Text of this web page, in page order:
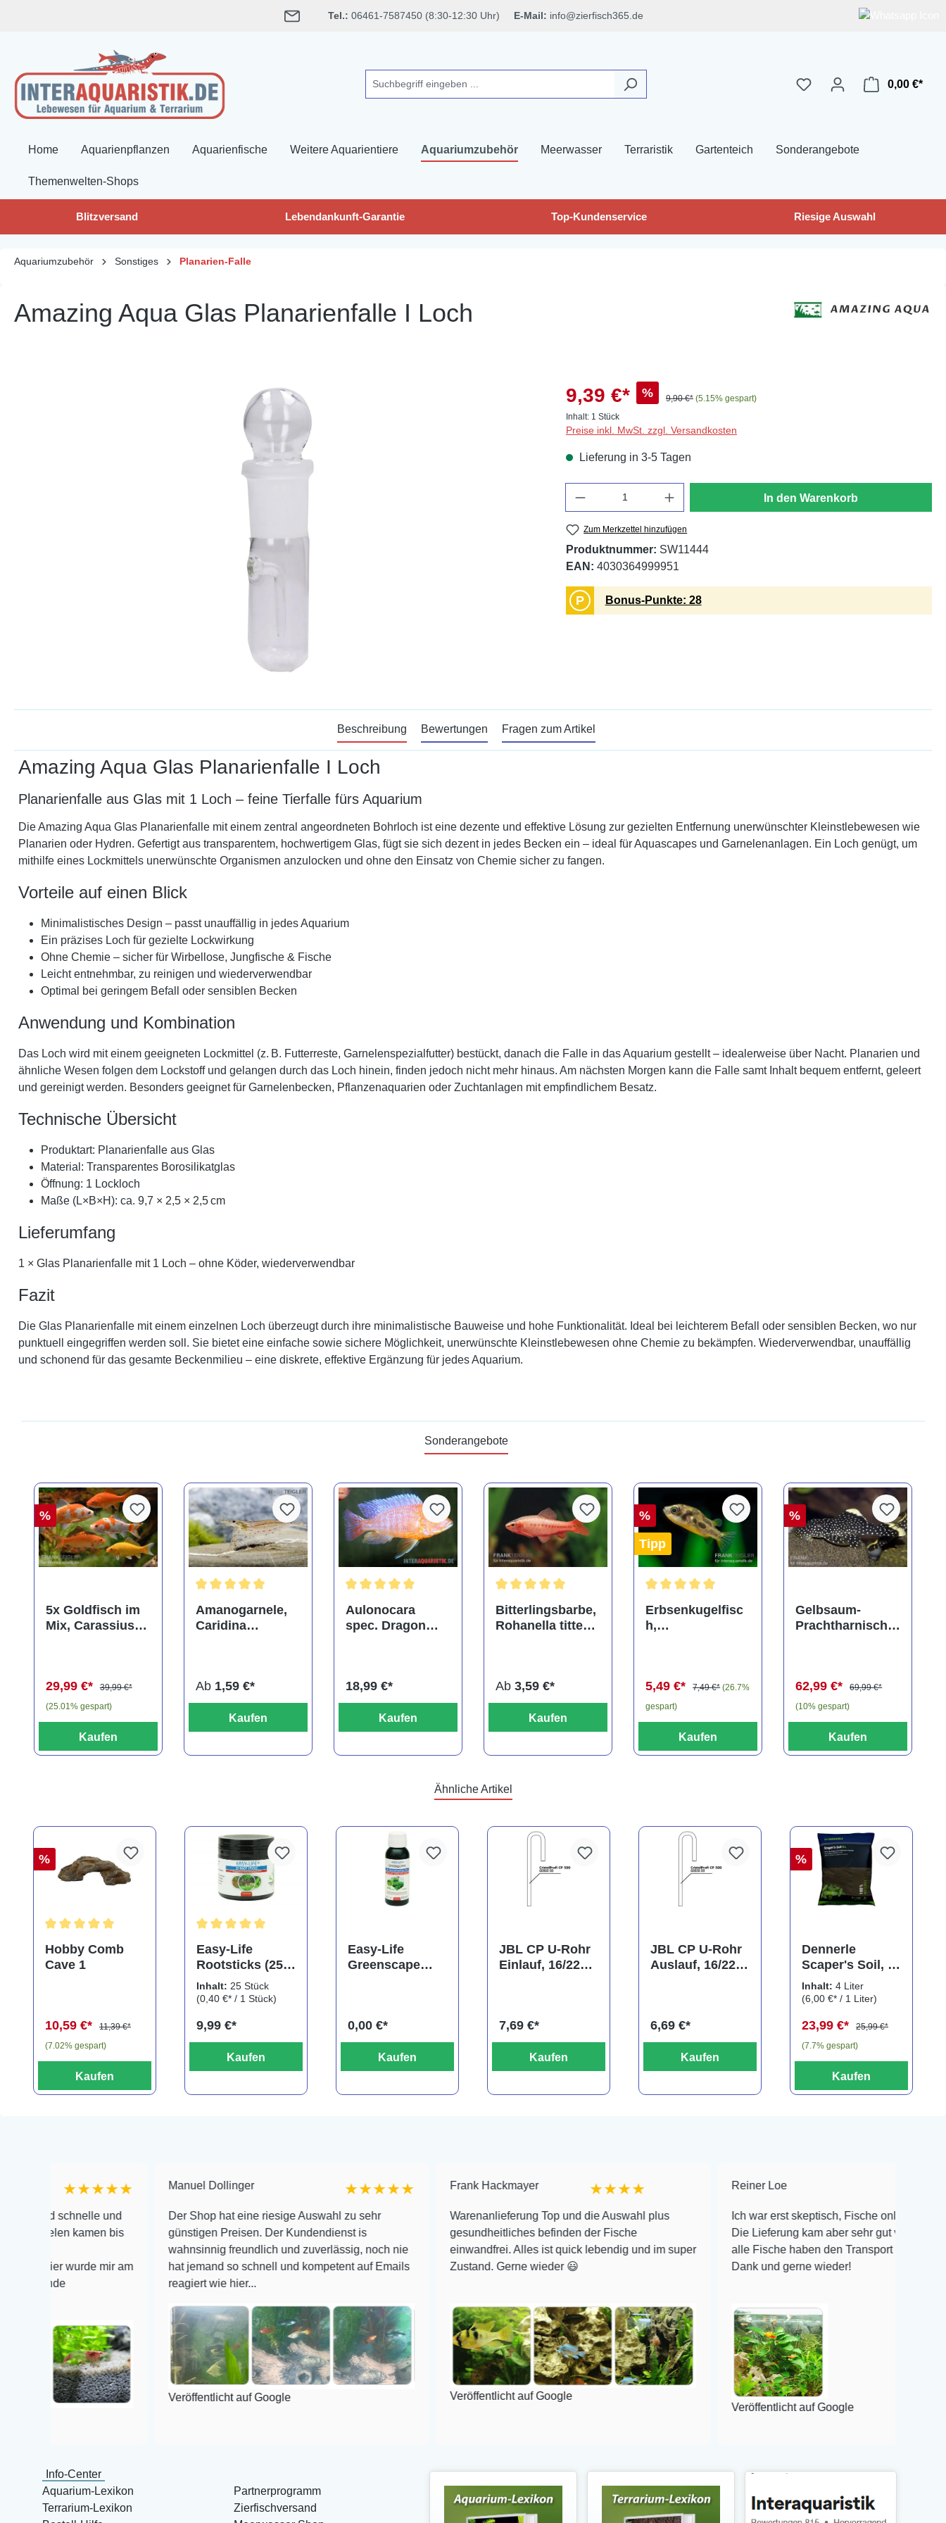
Tel.: 06461-7587450 (8:30-12:30 Uhr) E-Mail: info@zierfisch365.de
0,00 €*
Home Aquarienpflanzen Aquarienfische Weitere Aquarientiere Aquariumzubehör Meerwasser Terraristik Gartenteich Sonderangebote
Themenwelten-Shops
Blitzversand Lebendankunft-Garantie Top-Kundenservice Riesige Auswahl
Aquariumzubehör Sonstiges Planarien-Falle
Amazing Aqua Glas Planarienfalle I Loch
9,39 €* % 9,90 €* (5.15% gespart)
Inhalt: 1 Stück
Preise inkl. MwSt. zzgl. Versandkosten
Lieferung in 3-5 Tagen
In den Warenkorb
Zum Merkzettel hinzufügen
Produktnummer: SW11444
EAN: 4030364999951
P Bonus-Punkte: 28
Beschreibung Bewertungen Fragen zum Artikel
Amazing Aqua Glas Planarienfalle I Loch
Planarienfalle aus Glas mit 1 Loch – feine Tierfalle fürs Aquarium
Die Amazing Aqua Glas Planarienfalle mit einem zentral angeordneten Bohrloch ist eine dezente und effektive Lösung zur gezielten Entfernung unerwünschter Kleinstlebewesen wie
Planarien oder Hydren. Gefertigt aus transparentem, hochwertigem Glas, fügt sie sich dezent in jedes Becken ein – ideal für Aquascapes und Garnelenanlagen. Ein Loch genügt, um
mithilfe eines Lockmittels unerwünschte Organismen anzulocken und ohne den Einsatz von Chemie sicher zu fangen.
Vorteile auf einen Blick
Minimalistisches Design – passt unauffällig in jedes Aquarium
Ein präzises Loch für gezielte Lockwirkung
Ohne Chemie – sicher für Wirbellose, Jungfische & Fische
Leicht entnehmbar, zu reinigen und wiederverwendbar
Optimal bei geringem Befall oder sensiblen Becken
Anwendung und Kombination
Das Loch wird mit einem geeigneten Lockmittel (z. B. Futterreste, Garnelenspezialfutter) bestückt, danach die Falle in das Aquarium gestellt – idealerweise über Nacht. Planarien und
ähnliche Wesen folgen dem Lockstoff und gelangen durch das Loch hinein, finden jedoch nicht mehr hinaus. Am nächsten Morgen kann die Falle samt Inhalt bequem entfernt, geleert
und gereinigt werden. Besonders geeignet für Garnelenbecken, Pflanzenaquarien oder Zuchtanlagen mit empfindlichem Besatz.
Technische Übersicht
Produktart: Planarienfalle aus Glas
Material: Transparentes Borosilikatglas
Öffnung: 1 Lockloch
Maße (L×B×H): ca. 9,7 × 2,5 × 2,5 cm
Lieferumfang
1 × Glas Planarienfalle mit 1 Loch – ohne Köder, wiederverwendbar
Fazit
Die Glas Planarienfalle mit einem einzelnen Loch überzeugt durch ihre minimalistische Bauweise und hohe Funktionalität. Ideal bei leichterem Befall oder sensiblen Becken, wo nur
punktuell eingegriffen werden soll. Sie bietet eine einfache sowie sichere Möglichkeit, unerwünschte Kleinstlebewesen ohne Chemie zu bekämpfen. Wiederverwendbar, unauffällig
und schonend für das gesamte Beckenmilieu – eine diskrete, effektive Ergänzung für jedes Aquarium.
Sonderangebote
%
5x Goldfisch im
Mix, Carassius
29,99 €*
39,99 €*
(25.01% gespart)
Kaufen
Amanogarnele,
Caridina
Ab 1,59 €*
Kaufen
Aulonocara
spec. Dragon
18,99 €*
Kaufen
Bitterlingsbarbe,
Rohanella titteya,
Ab 3,59 €*
Kaufen
%
Tipp
Erbsenkugelfisc
h,
5,49 €*
7,49 €* (26.7%
gespart)
Kaufen
%
Gelbsaum-
Prachtharnischw
62,99 €*
69,99 €*
(10% gespart)
Kaufen
Ähnliche Artikel
%
Hobby Comb
Cave 1
10,59 €*
11,39 €*
(7.02% gespart)
Kaufen
Easy-Life
Rootsticks (25
Sticks)
Inhalt: 25 Stück
(0,40 €* / 1 Stück)
9,99 €*
Kaufen
Easy-Life
Greenscape
0,00 €*
Kaufen
JBL CP U-Rohr
Einlauf, 16/22
7,69 €*
Kaufen
JBL CP U-Rohr
Auslauf, 16/22
6,69 €*
Kaufen
%
Dennerle
Scaper's Soil, 4
Liter
Inhalt:4 Liter
(6,00 €* / 1 Liter)
23,99 €*
25,99 €*
(7.7% gespart)
Kaufen
★★★★★
schnelle und
kamen bis
wurde mir am
Manuel Dollinger ★★★★★
Der Shop hat eine riesige Auswahl zu sehr
günstigen Preisen. Der Kundendienst is
wahnsinnig freundlich und zuverlässig, noch nie
hat jemand so schnell und kompetent auf Emails
reagiert wie hier...
Veröffentlicht auf Google
Frank Hackmayer ★★★★
Warenanlieferung Top und die Auswahl plus
gesundheitliches befinden der Fische
einwandfrei. Alles ist quick lebendig und im super
Zustand. Gerne wieder 😃
Veröffentlicht auf Google
Reiner Loe
Ich war erst skeptisch, Fische online zu bestellen!
Die Lieferung kam aber sehr gut verpackt an und
alle Fische haben den Transport überlebt! Vielen
Dank und gerne wieder!
Veröffentlicht auf Google
Info-Center
Aquarium-Lexikon
Terrarium-Lexikon
Partnerprogramm
Zierfischversand